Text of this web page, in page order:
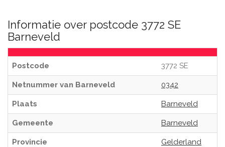
Informatie over postcode 3772 SE
Barneveld
Postcode 3772 SE
Netnummer van Barneveld 0342
Plaats Barneveld
Gemeente Barneveld
Provincie Gelderland